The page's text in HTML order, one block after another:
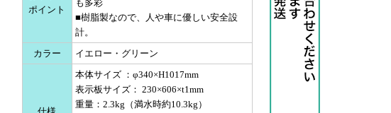
ポイント
も多彩
■樹脂製なので、人や車に優しい安全設
計。
カラー
イエロー・グリーン
本体サイズ ：φ340×H1017mm
表示板サイズ： 230×606×t1mm
重量：2.3kg（満水時約10.3kg）